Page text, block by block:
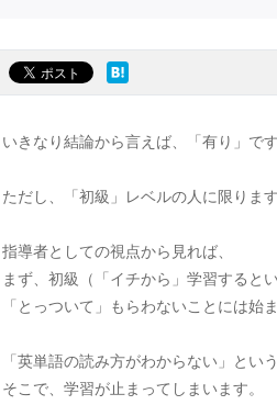
いきなり結論から言えば、「有り」です
ただし、「初級」レベルの人に限ります
指導者としての視点から見れば、
まず、初級（「イチから」学習すると
「とっついて」もらわないことには始
「英単語の読み方がわからない」とい
そこで、学習が止まってしまいます。